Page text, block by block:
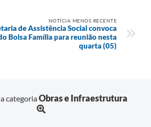
NOTÍCIA MENOS RECENTE
de Assistência Social convoca
Bolsa Família para reunião nesta
quarta (05)
categoriaObras e Infraestrutura